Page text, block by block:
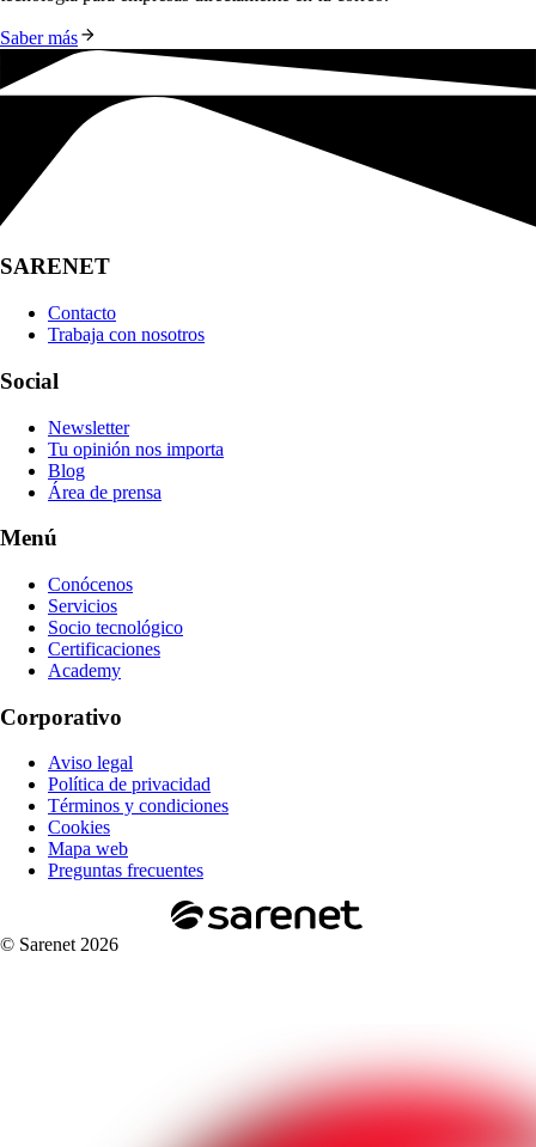
Saber más
SARENET
Contacto
Trabaja con nosotros
Social
Newsletter
Tu opinión nos importa
Blog
Área de prensa
Menú
Conócenos
Servicios
Socio tecnológico
Certificaciones
Academy
Corporativo
Aviso legal
Política de privacidad
Términos y condiciones
Cookies
Mapa web
Preguntas frecuentes
© Sarenet 2026